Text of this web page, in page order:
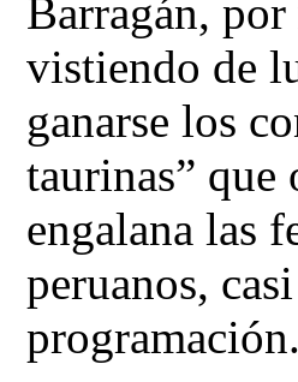
Barragán,
vistiendo de
ganarse los
taurinas” que
engalana las
peruanos,
programación.